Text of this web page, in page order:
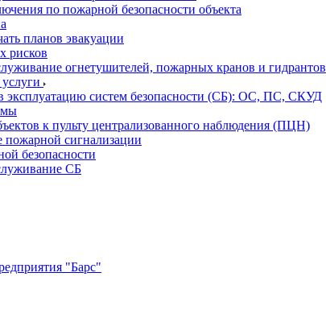
по пожарной безопасности объекта
планов эвакуации
рисков
огнетушителей, пожарных кранов и гидрантов
эксплуатацию систем безопасности (СБ): ОС, ПС, СКУД
к пульту централизованного наблюдения (ПЦН)
пожарной сигнализации
безопасности
СБ
"Барс"